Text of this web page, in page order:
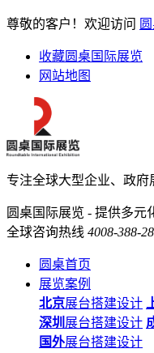
尊敬的客户！欢迎访问
收藏圆桌国际展览
网站地图
专注全球大型企业、政府
圆桌国际展览 - 提供多
全球咨询热线 4008-388-
圆桌首页
展览案例
北京展台搭建设计
深圳 展台搭建设计
国外展台搭建设计